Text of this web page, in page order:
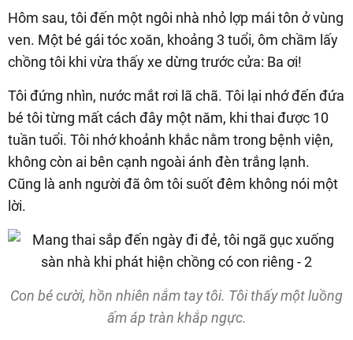
Hôm sau, tôi đến một ngôi nhà nhỏ lợp mái tôn ở vùng
ven. Một bé gái tóc xoăn, khoảng 3 tuổi, ôm chầm lấy
chồng tôi khi vừa thấy xe dừng trước cửa: Ba ơi!
Tôi đứng nhìn, nước mắt rơi lã chã. Tôi lại nhớ đến đứa
bé tôi từng mất cách đây một năm, khi thai được 10
tuần tuổi. Tôi nhớ khoảnh khắc nằm trong bệnh viện,
không còn ai bên cạnh ngoài ánh đèn trắng lạnh.
Cũng là anh người đã ôm tôi suốt đêm không nói một
lời.
Con bé cười, hồn nhiên nắm tay tôi. Tôi thấy một luồng
ấm áp tràn khắp ngực.